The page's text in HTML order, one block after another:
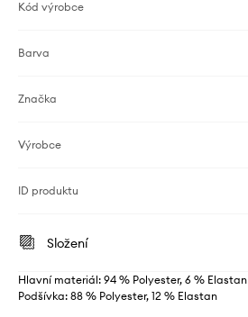
Kód výrobce
Barva
Značka
Výrobce
ID produktu
Složení
Hlavní materiál: 94 % Polyester, 6 % Elastan
Podšívka: 88 % Polyester, 12 % Elastan